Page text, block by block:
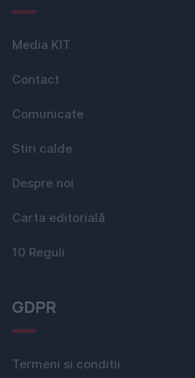
Media KIT
Contact
Comunicate
Stiri calde
Despre noi
Carta editorială
10 Reguli
GDPR
Termeni si conditii